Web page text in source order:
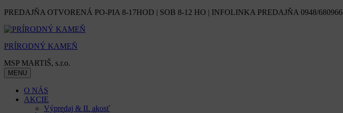
Skip
content
PREDAJŇA OTVORENÁ PO-PIA 8-17HOD | SOB 8-12 HO | INFOLINKA PREDAJŇA 0948/680966
PRÍRODNÝ KAMEŇ
MSP MARTIŠ, s.r.o.
MENU
O NÁS
AKCIE
Výpredaj & II. akosť